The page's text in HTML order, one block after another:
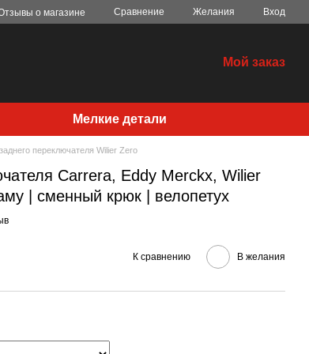
о магазине Сравнение Желания Вход
Мой заказ
Мелкие детали
переключателя Wilier Zero
Carrera, Eddy Merckx, Wilier
| сменный крюк | велопетух
К сравнению В желания